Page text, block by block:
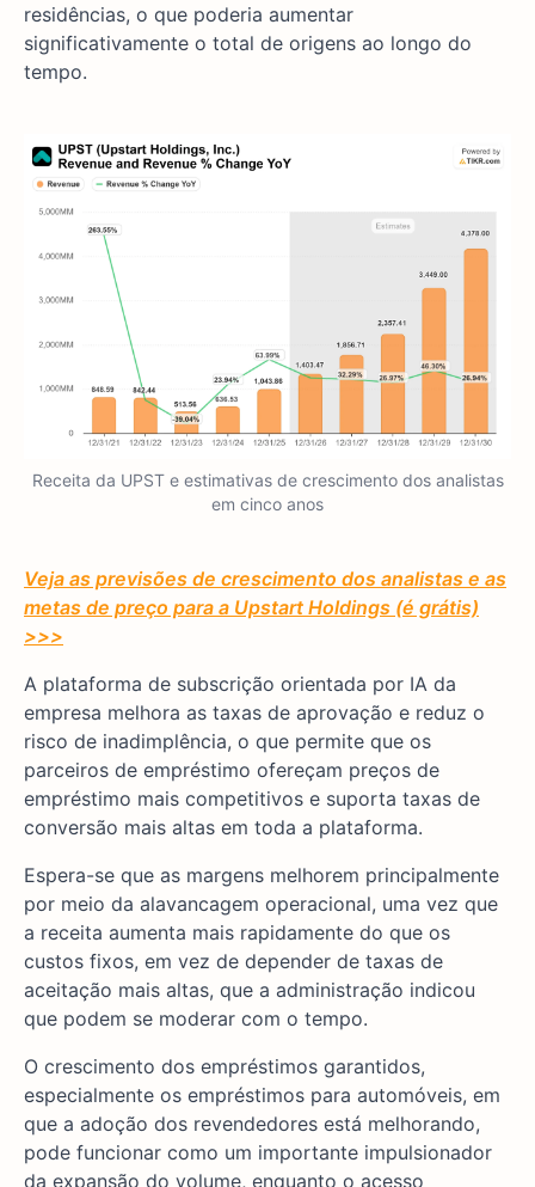
residências, o que poderia aumentar
significativamente o total de origens ao longo do
tempo.
Receita da UPST e estimativas de crescimento dos analistas
em cinco anos
Veja as previsões de crescimento dos analistas e as
metas de preço para a Upstart Holdings (é grátis)
>>>
A plataforma de subscrição orientada por IA da
empresa melhora as taxas de aprovação e reduz o
risco de inadimplência, o que permite que os
parceiros de empréstimo ofereçam preços de
empréstimo mais competitivos e suporta taxas de
conversão mais altas em toda a plataforma.
Espera-se que as margens melhorem principalmente
por meio da alavancagem operacional, uma vez que
a receita aumenta mais rapidamente do que os
custos fixos, em vez de depender de taxas de
aceitação mais altas, que a administração indicou
que podem se moderar com o tempo.
O crescimento dos empréstimos garantidos,
especialmente os empréstimos para automóveis, em
que a adoção dos revendedores está melhorando,
pode funcionar como um importante impulsionador
da expansão do volume, enquanto o acesso